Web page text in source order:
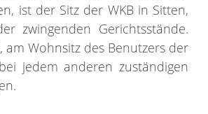
ist der Sitz der WKB in Sitten,
zwingenden Gerichtsstände.
am Wohnsitz des Benutzers der
jedem anderen zuständigen